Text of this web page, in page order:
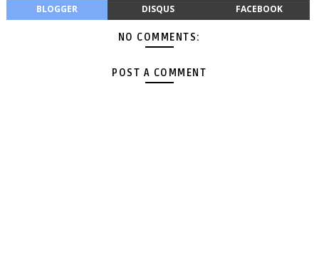
BLOGGER DISQUS FACEBOOK
NO COMMENTS:
POST A COMMENT